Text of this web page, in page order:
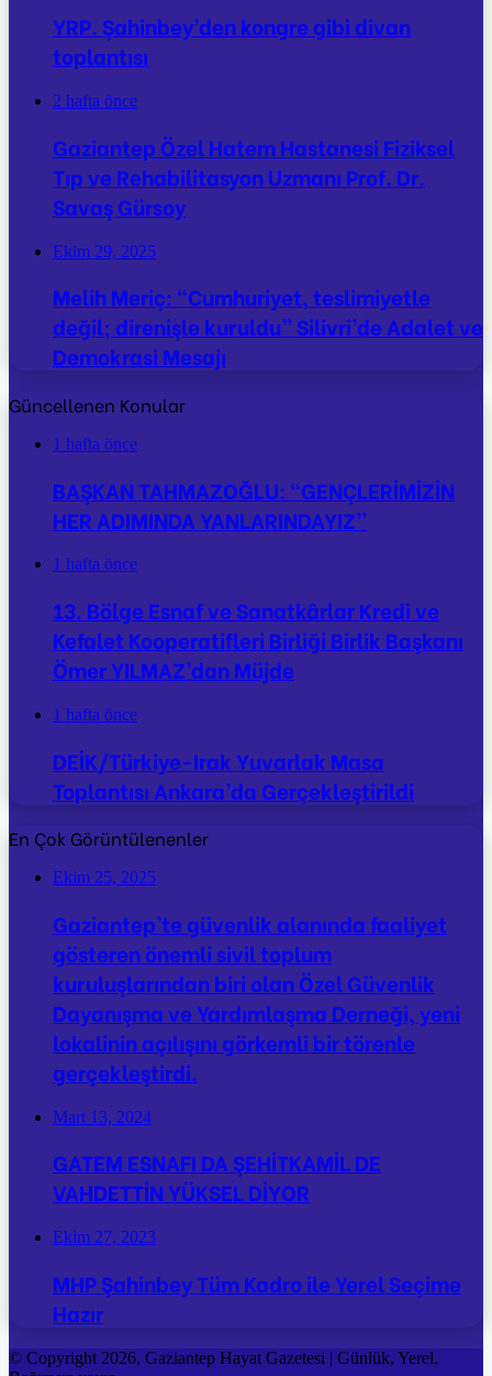
YRP. Şahinbey’den kongre gibi divan
toplantısı
2 hafta önce
Gaziantep Özel Hatem Hastanesi Fiziksel
Tıp ve Rehabilitasyon Uzmanı Prof. Dr.
Savaş Gürsoy
Ekim 29, 2025
Melih Meriç: “Cumhuriyet, teslimiyetle
değil; direnişle kuruldu” Silivri’de Adalet ve
Demokrasi Mesajı
Güncellenen Konular
1 hafta önce
BAŞKAN TAHMAZOĞLU: “GENÇLERİMİZİN
HER ADIMINDA YANLARINDAYIZ”
1 hafta önce
13. Bölge Esnaf ve Sanatkârlar Kredi ve
Kefalet Kooperatifleri Birliği Birlik Başkanı
Ömer YILMAZ’dan Müjde
1 hafta önce
DEİK/Türkiye-Irak Yuvarlak Masa
Toplantısı Ankara’da Gerçekleştirildi
En Çok Görüntülenenler
Ekim 25, 2025
Gaziantep’te güvenlik alanında faaliyet
gösteren önemli sivil toplum
kuruluşlarından biri olan Özel Güvenlik
Dayanışma ve Yardımlaşma Derneği, yeni
lokalinin açılışını görkemli bir törenle
gerçekleştirdi.
Mart 13, 2024
GATEM ESNAFI DA ŞEHİTKAMİL DE
VAHDETTİN YÜKSEL DİYOR
Ekim 27, 2023
MHP Şahinbey Tüm Kadro ile Yerel Seçime
Hazır
© Copyright 2026, Gaziantep Hayat Gazetesi | Günlük, Yerel,